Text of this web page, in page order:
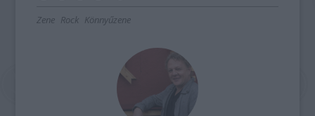
Zene Rock Könnyűzene